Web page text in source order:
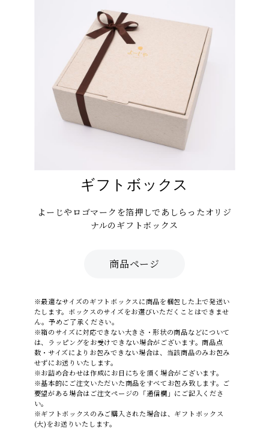
ギフトボックス
よーじやロゴマークを箔押しであしらったオリジ
ナルのギフトボックス
商品ページ
※最適なサイズのギフトボックスに商品を梱包した上で発送い
たします。ボックスのサイズをお選びいただくことはできませ
ん。予めご了承ください。
※箱のサイズに対応できない大きさ・形状の商品などについて
は、ラッピングをお受けできない場合がございます。商品点
数・サイズによりお包みできない場合は、当該商品のみお包み
せずにお送りいたします。
※お詰め合わせは作成にお日にちを頂く場合がございます。
※基本的にご注文いただいた商品をすべてお包み致します。ご
要望がある場合はご注文ページの「通信欄」にご記入くださ
い。
※ギフトボックスのみご購入された場合は、ギフトボックス
(大)をお送りいたします。